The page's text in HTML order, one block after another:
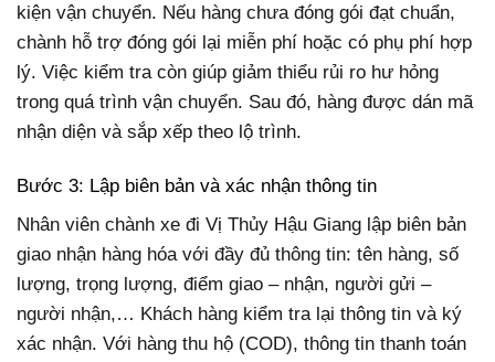
kiện vận chuyển. Nếu hàng chưa đóng gói đạt chuẩn,
chành hỗ trợ đóng gói lại miễn phí hoặc có phụ phí hợp
lý. Việc kiểm tra còn giúp giảm thiểu rủi ro hư hỏng
trong quá trình vận chuyển. Sau đó, hàng được dán mã
nhận diện và sắp xếp theo lộ trình.
Bước 3: Lập biên bản và xác nhận thông tin
Nhân viên chành xe đi Vị Thủy Hậu Giang lập biên bản
giao nhận hàng hóa với đầy đủ thông tin: tên hàng, số
lượng, trọng lượng, điểm giao – nhận, người gửi –
người nhận,… Khách hàng kiểm tra lại thông tin và ký
xác nhận. Với hàng thu hộ (COD), thông tin thanh toán